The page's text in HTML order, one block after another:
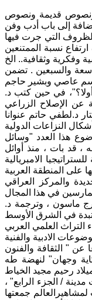
مقالات ونصوص قديمة ونصوص
التي جرت فيها
نسبة الممتنعين
والسبعين . تضمن
في حين كتب د.
عن الإصلاح الزراعي
د.لطفي حاتم عنوانا
هذا العدد "وسائل
، قد بات ، منذ أوائل
الامبريالية
والمركز العراقي
ماسون ، وترجمة د.
" الثقافة والفنون
وجهان" لنهضة طه
/ الجزء الرابع" ،
جمعتها